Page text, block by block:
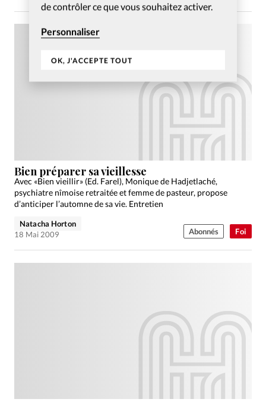
de contrôler ce que vous souhaitez activer.
Personnaliser
OK, J'ACCEPTE TOUT
Foi
Bien préparer sa vieillesse
Avec «Bien vieillir» (Ed. Farel), Monique de Hadjetlaché,
psychiatre nîmoise retraitée et femme de pasteur, propose
d’anticiper l’automne de sa vie. Entretien
Natacha Horton
18 Mai 2009
Abonnés